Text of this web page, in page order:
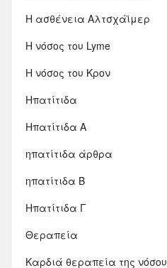
Η ασθένεια Αλτσχάϊμερ
Η νόσος του Lyme
Η νόσος του Κρον
Ηπατίτιδα
Ηπατίτιδα Α
ηπατίτιδα άρθρα
ηπατίτιδα Β
Ηπατίτιδα Γ
Θεραπεία
Καρδιά θεραπεία της νόσου